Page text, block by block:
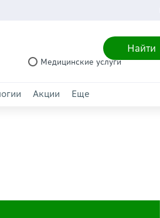
Найти
Медицинские услуги
Акции Еще